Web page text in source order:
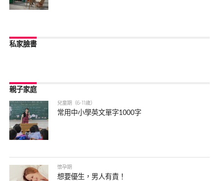
私家臉書
親子家庭
兒童期（6-11歲）
常用中小學英文單字1000字
懷孕期
想要優生，男人有責！